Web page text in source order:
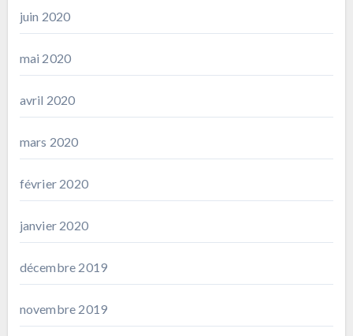
juin 2020
mai 2020
avril 2020
mars 2020
février 2020
janvier 2020
décembre 2019
novembre 2019